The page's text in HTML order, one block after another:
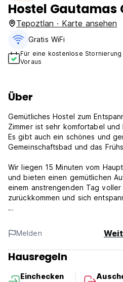
Hostel Gautamas
Tepoztlan · Karte ansehen
Gratis WiFi
Für eine kostenlose
Voraus
Über
Gemütliches Hostel zum
Zimmer ist sehr komfortabel
Es gibt auch ein schönes und
Gemeinschaftsbad und das
Wir liegen 15 Minuten vom
und bieten einen gemütlichen
einem anstrengenden Tag voller
zurückkommen und sich
zwei Zimmer, eine Küche, einen
gemeinsames Badezimmer.
Jedes Zimmer verfügt über
Standardbett, sehr einfach, aber
Hostel Gautamas Guest Homes –
Melden
Hausregeln
Einchecken